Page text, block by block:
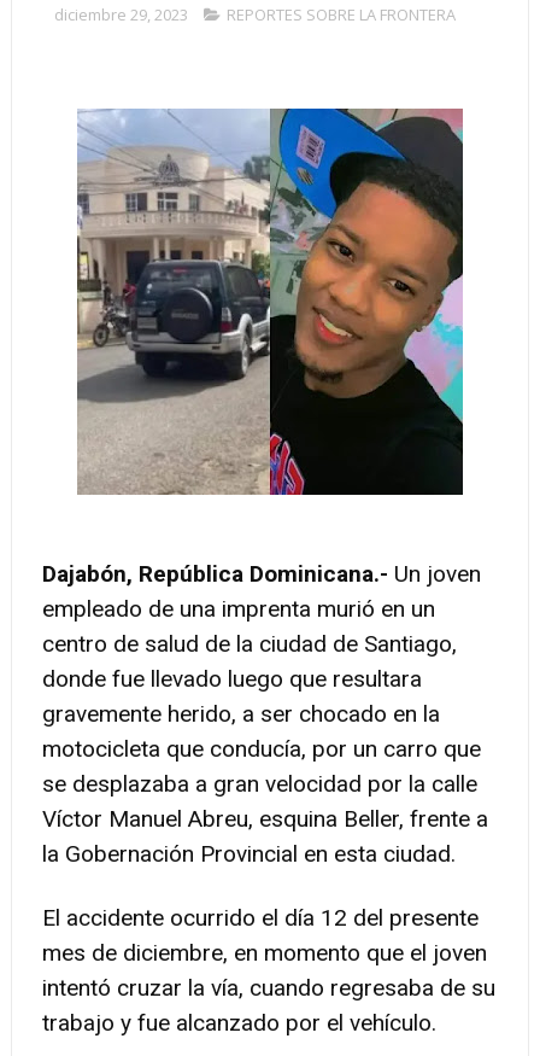
diciembre 29, 2023 REPORTES SOBRE LA FRONTERA
Dajabón, República Dominicana.- Un joven
empleado de una imprenta murió en un
centro de salud de la ciudad de Santiago,
donde fue llevado luego que resultara
gravemente herido, a ser chocado en la
motocicleta que conducía, por un carro que
se desplazaba a gran velocidad por la calle
Víctor Manuel Abreu, esquina Beller, frente a
la Gobernación Provincial en esta ciudad.
El accidente ocurrido el día 12 del presente
mes de diciembre, en momento que el joven
intentó cruzar la vía, cuando regresaba de su
trabajo y fue alcanzado por el vehículo.